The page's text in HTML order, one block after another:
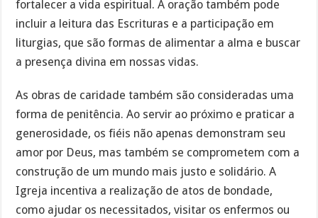
fortalecer a vida espiritual. A oração também pode
incluir a leitura das Escrituras e a participação em
liturgias, que são formas de alimentar a alma e buscar
a presença divina em nossas vidas.
As obras de caridade também são consideradas uma
forma de penitência. Ao servir ao próximo e praticar a
generosidade, os fiéis não apenas demonstram seu
amor por Deus, mas também se comprometem com a
construção de um mundo mais justo e solidário. A
Igreja incentiva a realização de atos de bondade,
como ajudar os necessitados, visitar os enfermos ou